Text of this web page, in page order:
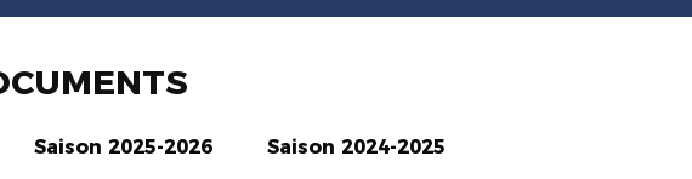
Saison 2025-2026 Saison 2024-2025